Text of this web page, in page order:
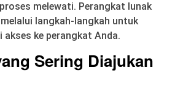
melewati. Perangkat lunak
langkah-langkah untuk
akses ke perangkat Anda.
Sering Diajukan